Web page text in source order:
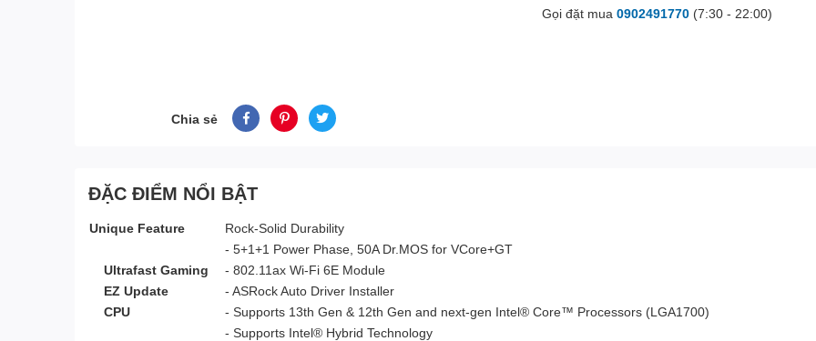
Chia sẻ
Gọi đặt mua 0902491770(7:30 - 22:00)
ĐẶC ĐIỂM NỔI BẬT
Unique Feature
Rock-Solid Durability
- 5+1+1 Power Phase, 50A Dr.MOS for VCore+GT
Ultrafast Gaming
- 802.11ax Wi-Fi 6E Module
EZ Update
- ASRock Auto Driver Installer
CPU
- Supports 13th Gen & 12th Gen and next-gen Intel® Core™ Processors (LGA1700)
- Supports Intel® Hybrid Technology